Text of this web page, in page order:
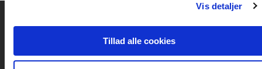
Vis detaljer
Tillad alle cookies
Vognmagergade 11